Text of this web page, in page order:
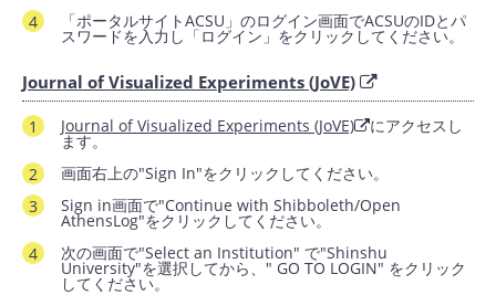
「ポータルサイトACSU」のログイン画面でACSUのIDとパ
スワードを入力し「ログイン」をクリックしてください。
Journal of Visualized Experiments (JoVE)
Journal of Visualized Experiments (JoVE) にアクセスし
ます。
画面右上の"Sign In"をクリックしてください。
Sign in画面で"Continue with Shibboleth/Open
AthensLog"をクリックしてください。
次の画面で"Select an Institution" で"Shinshu
University"を選択してから、" GO TO LOGIN" をクリック
してください。